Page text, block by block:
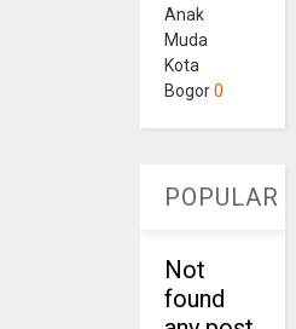
Anak
Muda
Kota
Bogor 0
POPULAR
Not
found